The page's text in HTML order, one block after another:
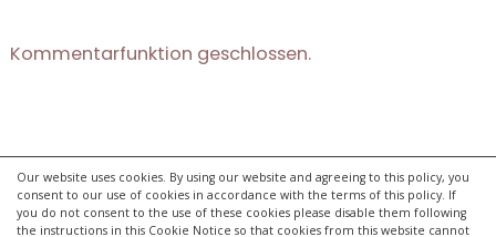
Our website uses cookies. By using our website and agreeing to this policy, you
consent to our use of cookies in accordance with the terms of this policy. If
you do not consent to the use of these cookies please disable them following
the instructions in this Cookie Notice so that cookies from this website cannot
Kommentarfunktion geschlossen.
kontakt